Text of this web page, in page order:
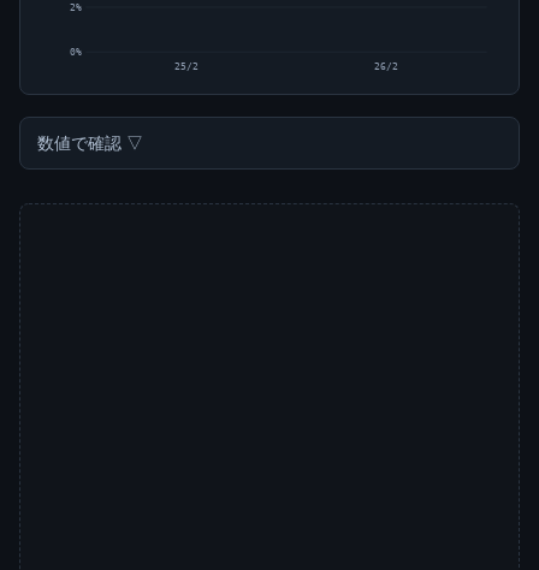
0%
2%
25/2 26/2
数値で確認 ▽